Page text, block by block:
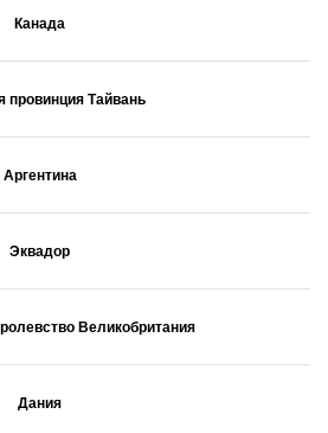
Канада
провинция Тайвань
Аргентина
Эквадор
Великобритания
Дания